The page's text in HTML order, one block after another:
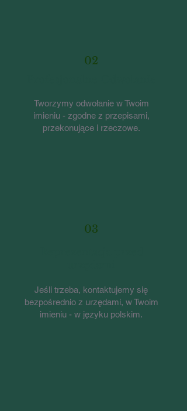
02
Tworzymy odwołanie w Twoim
imieniu - zgodne z przepisami,
przekonujące i rzeczowe.
03
Jeśli trzeba, kontaktujemy się
bezpośrednio z urzędami, w Twoim
imieniu - w języku polskim.